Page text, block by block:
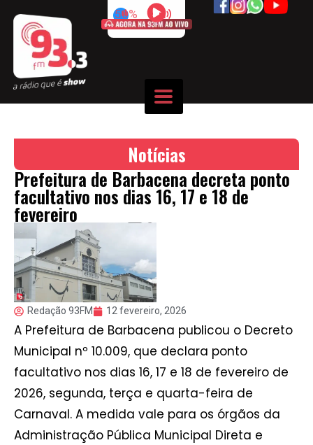
50%
Notícias
Prefeitura de Barbacena decreta ponto
facultativo nos dias 16, 17 e 18 de
fevereiro
Redação 93FM 12 fevereiro, 2026
A Prefeitura de Barbacena publicou o Decreto
Municipal nº 10.009, que declara ponto
facultativo nos dias 16, 17 e 18 de fevereiro de
2026, segunda, terça e quarta-feira de
Carnaval. A medida vale para os órgãos da
Administração Pública Municipal Direta e